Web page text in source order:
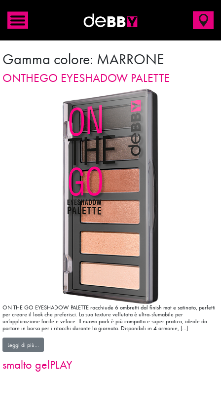
Gamma colore: MARRONE
ONTHEGO EYESHADOW PALETTE
ON THE GO EYESHADOW PALETTE racchiude 6 ombretti dal finish mat e satinato, perfetti
per creare il look che preferisci. La sua texture vellutata è ultra-sfumabile per
un’applicazione facile e veloce. Il nuovo pack è più compatto e super pratico, ideale da
portare in borsa per i ritocchi durante la giornata. Disponibili in 4 armonie, […]
Leggi di più…
smalto gelPLAY